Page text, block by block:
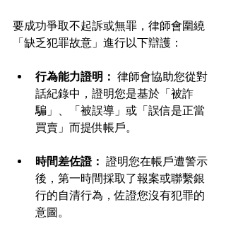
要成功爭取不起訴或無罪，律師會圍繞
「缺乏犯罪故意」進行以下辯護：
行為能力證明： 律師會協助您從對
話紀錄中，證明您是基於「被詐
騙」、「被誤導」或「誤信是正當
買賣」而提供帳戶。
時間差佐證： 證明您在帳戶遭警示
後，第一時間採取了報案或聯繫銀
行的自清行為，佐證您沒有犯罪的
意圖。